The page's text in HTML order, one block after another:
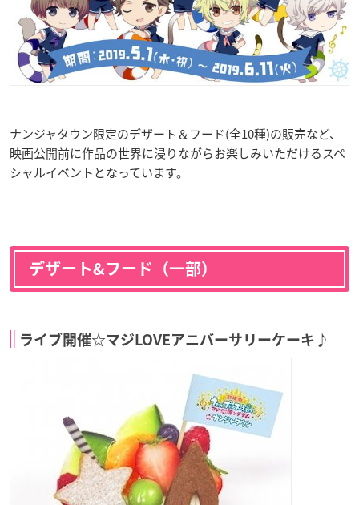
ナンジャタウン限定のデザート＆フード(全10種)の販売など、
映画公開前に作品の世界に浸りながらお楽しみいただけるスペ
シャルイベントとなっています。
デザート&フード（一部）
ライブ開催☆マジLOVEアニバーサリーケーキ♪